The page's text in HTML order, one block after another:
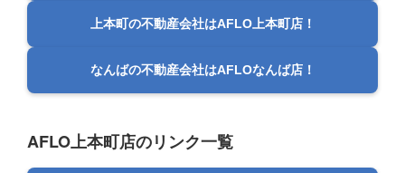
上本町の不動産会社はAFLO上本町店！
なんばの不動産会社はAFLOなんば店！
AFLO上本町店のリンク一覧